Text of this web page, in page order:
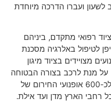
ועברו הדרכה מיוחדת
רפואי מתקדם, ביניהם
באלרגיה מסכנת
מצויידים בציוד מיגון
מנת לרכב בצורה הבטוחה
ביתר. אופנועים אלו מצטרפים לכ-600 אופנועי החירום של
הארץ מדן ועד אילת.